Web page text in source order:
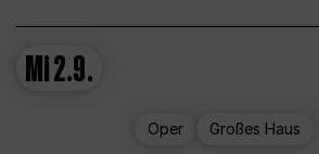
Mi2.9.
Oper Großes Haus